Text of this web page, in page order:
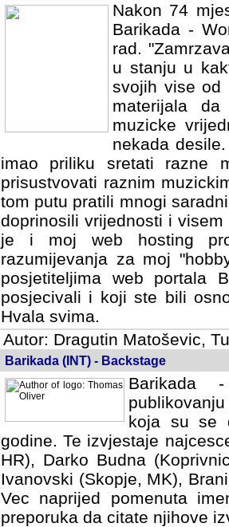
Nakon 74
Barikada -
rad.
u stanju u
svojih vise od
materijala
muzicke
nekada
imao priliku sretati razne
prisustvovati raznim
tom putu pratili mnogi
doprinosili vrijednosti i
je i moj web hosting
razumijevanja za moj
posjetiteljima web portala
posjecivali i koji ste bili
Hvala svima.
Autor: Dragutin Matoševic,
Barikada (INT) - Backstage
Barikada
koja su se
godine. Te izvjestaje
HR), Darko Budna
Ivanovski (Skopje, MK),
Vec naprijed pomenuta
preporuka da citate njihove